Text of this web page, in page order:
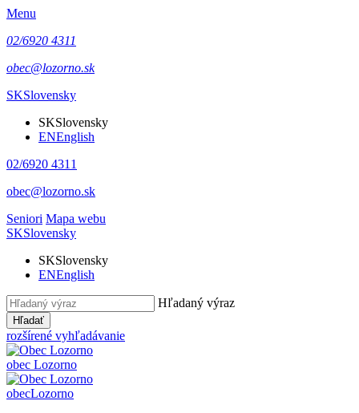
Menu
02/6920 4311
obec@lozorno.sk
SKSlovensky
SKSlovensky
ENEnglish
02/6920 4311
obec@lozorno.sk
Seniori Mapa webu
SKSlovensky
SKSlovensky
ENEnglish
Hľadaný výraz
Hľadať
rozšírené vyhľadávanie
obec Lozorno
obecLozorno